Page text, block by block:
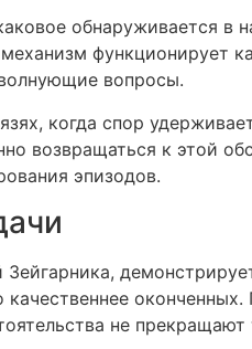
обнаруживается в
функционирует
вопросы.
когда спор
возвращаться к этой
эпизодов.
не